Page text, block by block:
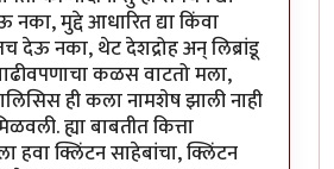
नका, मुद्दे आधारित द्या किंवा
देऊ नका, थेट देशद्रोह अन् लिब्रांडू
कळस वाटतो मला,
ही कला नामशेष झाली नाही
ह्या बाबतीत कित्ता
हवा क्लिंटन साहेबांचा, क्लिंटन